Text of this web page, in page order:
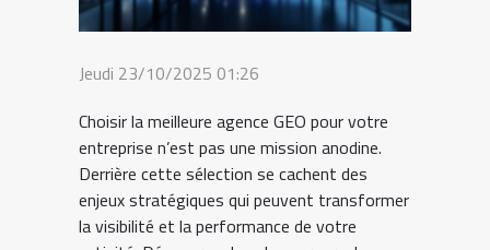
Jeudi 23/10/2025 01:26
Choisir la meilleure agence GEO pour votre
entreprise n’est pas une mission anodine.
Derrière cette sélection se cachent des
enjeux stratégiques qui peuvent transformer
la visibilité et la performance de votre